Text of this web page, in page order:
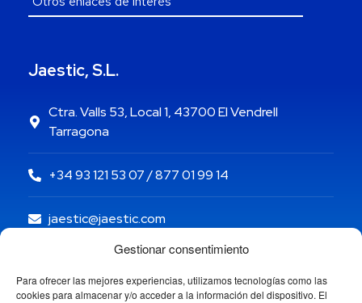
Gestionar consentimiento
Para ofrecer las mejores experiencias, utilizamos tecnologías como las
cookies para almacenar y/o acceder a la información del dispositivo. El
Jaestic, S.L.
Ctra. Valls 53, Local 1, 43700 El Vendrell
Tarragona
+34 93 121 53 07 / 877 01 99 14
jaestic@jaestic.com